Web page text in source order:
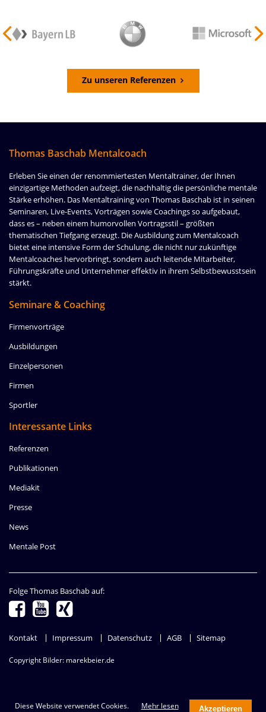
Zu unseren Referenzen
Thomas Baschab Mentalcoach
Erleben Sie einen der renommiertesten Mentaltrainer, der Ihnen
einzigartige Methoden aufzeigt, die nachhaltig die persönliche mentale
Stärke erhöhen. Das Mentaltraining von Thomas Baschab ist in seinen
Seminaren, Live-Events, Vorträgen sowie Coachings so aufgebaut,
dass es – neben einem humorvollen Vortragsstil – größten
thematischen Tiefgang erzeugt. Die Ausbildung zum Mentalcoach
bietet eine intensive Form der Schulung, die nicht nur zukünftige
Mentalcoaches hervorbringt, sondern auch leitende Mitarbeiter,
Führungskräfte und Unternehmer effektiv in ihrem Selbstbewusstsein
stärkt.
Seminare & Coaching
Firmenvorträge
Ausbildungen
Einzelpersonen
Firmen
Sportler
Interessante Links
Referenzen
Publikationen
Mediakit
Presse
News
Mentale Post
Folge Thomas Baschab auf:
Navigation
Kontakt Impressum Datenschutz AGB Sitemap
Copyright Bilder: marekbeier.de
Diese Website verwendet Cookies. Mehr lesen Akzeptieren